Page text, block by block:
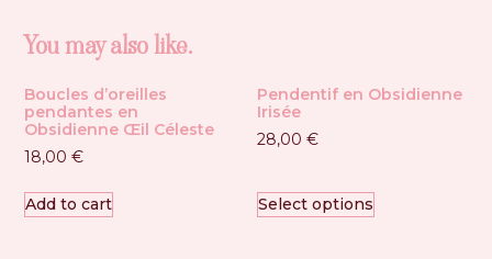
You may also like…
Boucles d’oreilles
pendantes en
Obsidienne Œil Céleste
18,00€
Add to cart
Pendentif en Obsidienne
Irisée
28,00 €
Select options